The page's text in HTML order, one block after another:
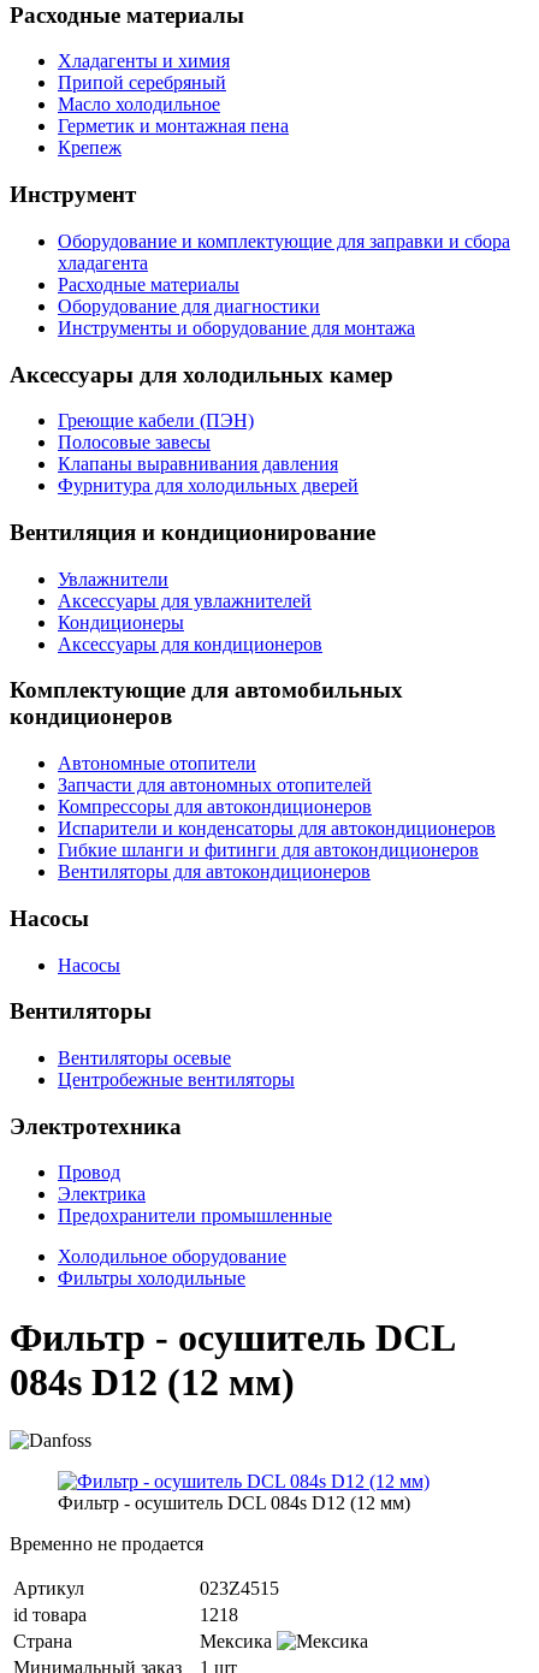
Расходные материалы
Хладагенты и химия
Припой серебряный
Масло холодильное
Герметик и монтажная пена
Крепеж
Инструмент
Оборудование и комплектующие для заправки и сбора
хладагента
Расходные материалы
Оборудование для диагностики
Инструменты и оборудование для монтажа
Аксессуары для холодильных камер
Греющие кабели (ПЭН)
Полосовые завесы
Клапаны выравнивания давления
Фурнитура для холодильных дверей
Вентиляция и кондиционирование
Увлажнители
Аксессуары для увлажнителей
Кондиционеры
Аксессуары для кондиционеров
Комплектующие для автомобильных
кондиционеров
Автономные отопители
Запчасти для автономных отопителей
Компрессоры для автокондиционеров
Испарители и конденсаторы для автокондиционеров
Гибкие шланги и фитинги для автокондиционеров
Вентиляторы для автокондиционеров
Насосы
Насосы
Вентиляторы
Вентиляторы осевые
Центробежные вентиляторы
Электротехника
Провод
Электрика
Предохранители промышленные
Холодильное оборудование
Фильтры холодильные
Фильтр - осушитель DCL
084s D12 (12 мм)
Фильтр - осушитель DCL 084s D12 (12 мм)
Временно не продается
Артикул
023Z4515
id товара
1218
Страна
Мексика
Минимальный заказ
1 шт